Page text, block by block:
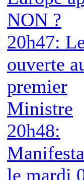
NON ?
20h47:
ouverte
premier
Ministre
20h48:
le mardi